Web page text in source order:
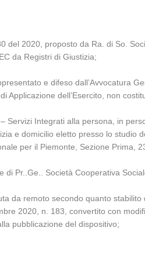
del 2020, proposto da Ra. di So.
da Registri di Giustizia;
e difeso dall’Avvocatura
Applicazione dell’Esercito, non
Servizi Integrati alla persona, in
e domicilio eletto presso lo studio
per il Piemonte, Sezione Prima,
Pr..Ge.. Società Cooperativa
da remoto secondo quanto
2020, n. 183, convertito con
pubblicazione del dispositivo;